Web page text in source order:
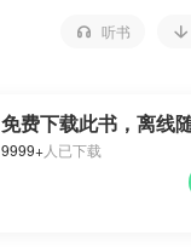
听书
免费下载此书，离线
9999+人已下载